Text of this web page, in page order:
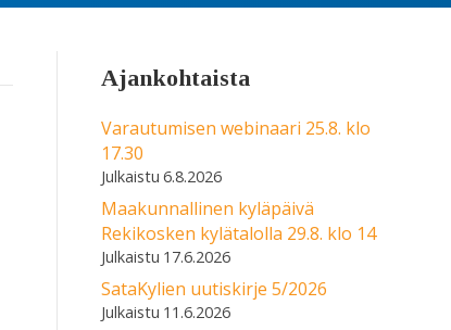
b
k
a
Ajankohtaista
Varautumisen webinaari 25.8. klo
17.30
6.8.2026
Maakunnallinen kyläpäivä
Rekikosken kylätalolla 29.8. klo 14
17.6.2026
SataKylien uutiskirje 5/2026
11.6.2026